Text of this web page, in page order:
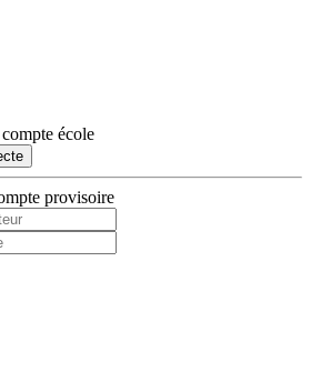
école
provisoire